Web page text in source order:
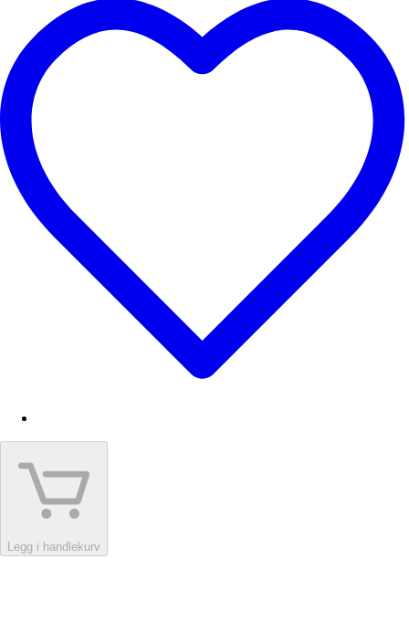
Legg i handlekurv